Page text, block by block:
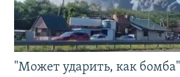
"Может ударить, как